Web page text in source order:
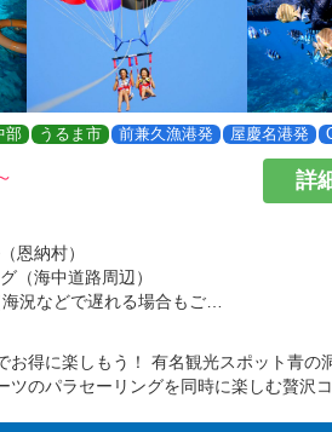
部 うるま市 前兼久漁港発 屋慶名港発
恩納村）
（海中道路周辺）
詳
お得に楽しもう！ 有名観光スポット青の
ツのパラセーリングを同時に楽しむ贅沢